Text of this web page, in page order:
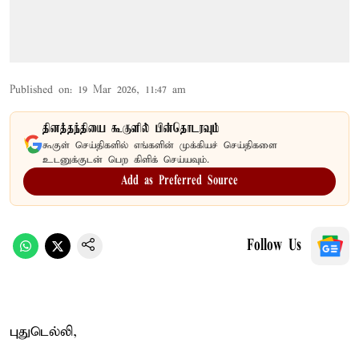
Published on: 19 Mar 2026, 11:47 am
தினத்தந்தியை கூகுளில் பின்தொடரவும்
கூகுள் செய்திகளில் எங்களின் முக்கியச் செய்திகளை
உடனுக்குடன் பெற கிளிக் செய்யவும்.
Add as Preferred Source
Follow Us
புதுடெல்லி,